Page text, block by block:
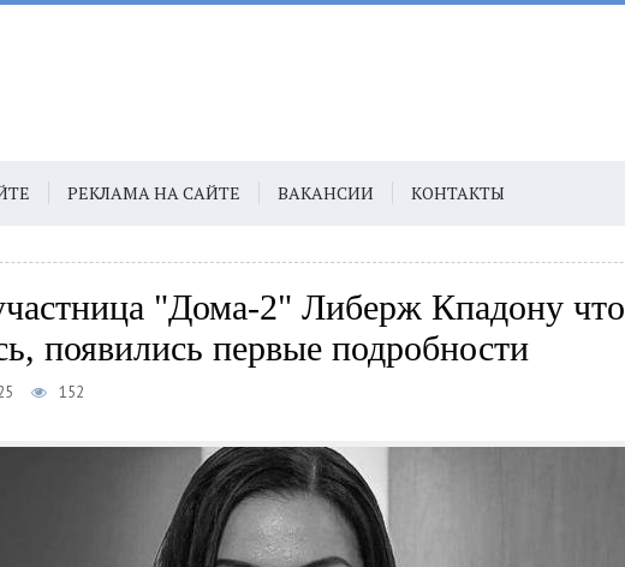
РЕКЛАМА НА САЙТЕ ВАКАНСИИ КОНТАКТЫ
"Дома-2" Либерж Кпадону что
появились первые подробности
152